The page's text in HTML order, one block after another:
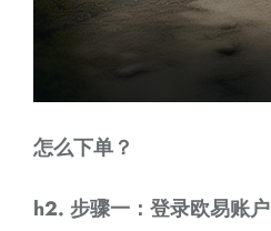
怎么下单？
h2. 步骤一：登录欧易账户